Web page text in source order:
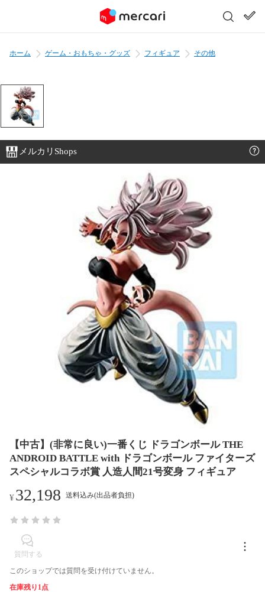
ホーム ゲーム・おもちゃ・グッズ フィギュア その他
メルカリShops
【中古】(非常に良い)一番くじ ドラゴンボール THE
ANDROID BATTLE with ドラゴンボール ファイターズ
スペシャルコラボ賞 人造人間21号変身 フィギュア
¥32,198 送料込み(出品者負担)
質問する
このショップでは質問を受け付けていません。
在庫残り1点